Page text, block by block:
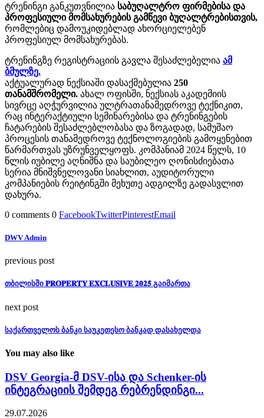
ტრენინგი განკუთვნილია საბუღალტრო ფირმებისა და
პროფესიული მომსახურების გამწევი ბუღალტრებისთვის,
რომლებიც დამოუკიდებლად ახორციელებენ
პროფესიულ მომსახურებას.
ტრენინგზე რეგისტრაციის გავლა შესაძლებელია ამ
ბმულზე.
აქტუალურად ნექსიაში დასაქმებულია 250
თანამშრომელი. ახალ ოფისში, ნექსიას აკადემიის
სივრცე აღჭურვილია ულტრათანამედროვე ტექნიკით,
რაც ინტერაქტიული სემინარებისა და ტრენინგების
ჩატარების შესაძლებლობასა და ზოგადად, სამუშაო
პროცესის თანამედროვე ტექნოლოგიების გამოყენებით
წარმართვას უზრუნველყოფს. კომპანიამ 2024 წელს, 10
წლის იუბილე აღნიშნა და საუბილეო ღონისძიებათა
სერია მნიშვნელოვანი სიახლით, აუდიტორული
კომპანიების რეიტინგში მეხუთე ადგილზე გადასვლით
დახურა.
0 comments 0 FacebookTwitterPinterestEmail
DWV Admin
previous post
თბილისში 𝐏𝐑𝐎𝐏𝐄𝐑𝐓𝐘 𝐄𝐗𝐂𝐋𝐔𝐒𝐈𝐕𝐄 𝟐𝟎𝟐𝟓 გაიმართა
next post
საქართველოს ბანკი საუკეთესო ბანკად დასახელდა
You may also like
DSV Georgia-მ DSV-ისა და Schenker-ის
ინტეგრაციის შემდეგ რებრენდინგი...
29.07.2026